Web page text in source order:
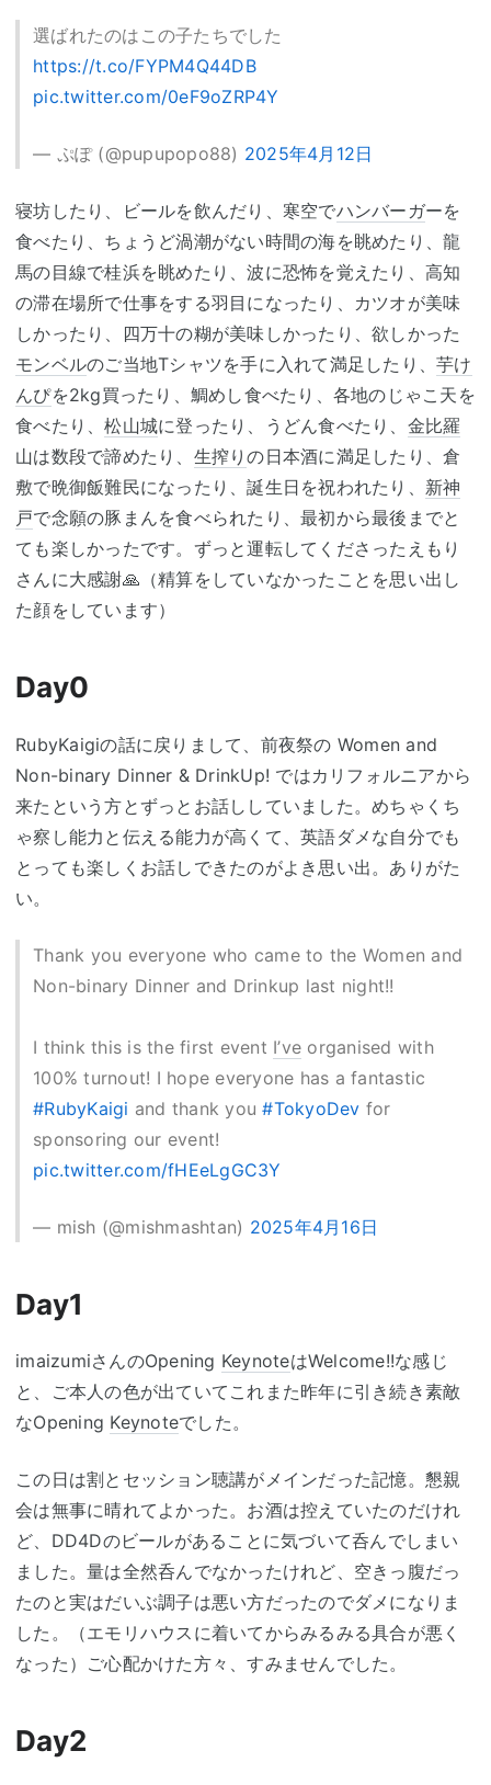
選ばれたのはこの子たちでした
https://t.co/FYPM4Q44DB
pic.twitter.com/0eF9oZRP4Y
— ぷぽ (@pupupopo88) 2025年4月12日
寝坊したり、ビールを飲んだり、寒空でハンバーガーを
食べたり、ちょうど渦潮がない時間の海を眺めたり、龍
馬の目線で桂浜を眺めたり、波に恐怖を覚えたり、高知
の滞在場所で仕事をする羽目になったり、カツオが美味
しかったり、四万十の糊が美味しかったり、欲しかった
モンベルのご当地Tシャツを手に入れて満足したり、 芋け
んぴを2kg買ったり、鯛めし食べたり、各地のじゃこ天を
食べたり、松山城に登ったり、うどん食べたり、 金比羅
山は数段で諦めたり、 生搾りの日本酒に満足したり、倉
敷で晩御飯難民になったり、誕生日を祝われたり、 新神
戸で念願の豚まんを食べられたり、最初から最後までと
ても楽しかったです。ずっと運転してくださったえもり
さんに大感謝🙏（精算をしていなかったことを思い出し
た顔をしています）
Day0
RubyKaigiの話に戻りまして、前夜祭の Women and
Non-binary Dinner & DrinkUp! ではカリフォルニアから
来たという方とずっとお話ししていました。めちゃくち
ゃ察し能力と伝える能力が高くて、英語ダメな自分でも
とっても楽しくお話しできたのがよき思い出。ありがた
い。
Thank you everyone who came to the Women and
Non-binary Dinner and Drinkup last night!!
I think this is the first event I’ve organised with
100% turnout! I hope everyone has a fantastic
#RubyKaigi and thank you#TokyoDev for
sponsoring our event!
pic.twitter.com/fHEeLgGC3Y
— mish (@mishmashtan) 2025年4月16日
Day1
imaizumiさんのOpening KeynoteはWelcome!!な感じ
と、ご本人の色が出ていてこれまた昨年に引き続き素敵
なOpening Keynoteでした。
この日は割とセッション聴講がメインだった記憶。懇親
会は無事に晴れてよかった。お酒は控えていたのだけれ
ど、DD4Dのビールがあることに気づいて呑んでしまい
ました。量は全然呑んでなかったけれど、空きっ腹だっ
たのと実はだいぶ調子は悪い方だったのでダメになりま
した。（エモリハウスに着いてからみるみる具合が悪く
なった）ご心配かけた方々、すみませんでした。
Day2